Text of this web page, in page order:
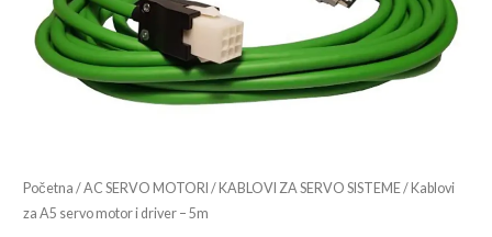
Početna /AC SERVO MOTORI /KABLOVI ZA SERVO SISTEME/ Kablovi
za A5 servo motor i driver – 5m